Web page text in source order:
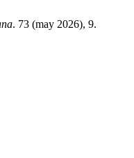
. 73 (may 2026), 9.